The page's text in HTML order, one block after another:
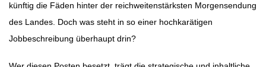
künftig die Fäden hinter der reichweitenstärksten Morgensendung
des Landes. Doch was steht in so einer hochkarätigen
Jobbeschreibung überhaupt drin?